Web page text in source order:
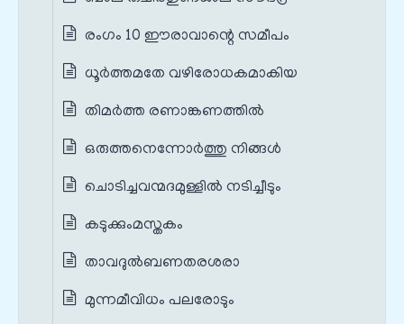
രംഗം 10 ഈരാവാന്റെ സമീപം
ധൂർത്തമതേ വഴിരോധകമാകിയ
തിമർത്ത രണാങ്കണത്തിൽ
ഒരുത്തനെന്നോർത്തു നിങ്ങൾ
ചൊടിച്ചവന്മദമുള്ളിൽ നടിച്ചീടും
കടുക്കും‌മസ്തകം
താവദുൽബണതരശരാ
മുന്നമീവിധം പലരോടും